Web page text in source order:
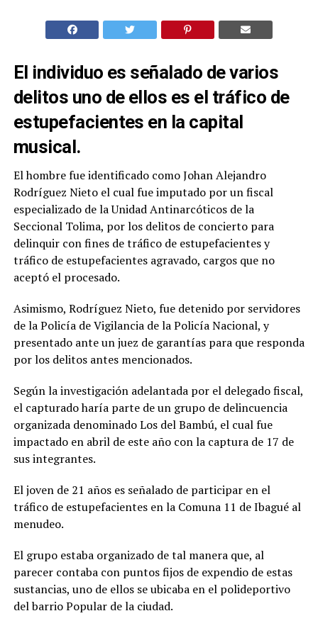
El individuo es señalado de varios
delitos uno de ellos es el tráfico de
estupefacientes en la capital
musical.
El hombre fue identificado como Johan Alejandro
Rodríguez Nieto el cual fue imputado por un fiscal
especializado de la Unidad Antinarcóticos de la
Seccional Tolima, por los delitos de concierto para
delinquir con fines de tráfico de estupefacientes y
tráfico de estupefacientes agravado, cargos que no
aceptó el procesado.
Asimismo, Rodríguez Nieto, fue detenido por servidores
de la Policía de Vigilancia de la Policía Nacional, y
presentado ante un juez de garantías para que responda
por los delitos antes mencionados.
Según la investigación adelantada por el delegado fiscal,
el capturado haría parte de un grupo de delincuencia
organizada denominado Los del Bambú, el cual fue
impactado en abril de este año con la captura de 17 de
sus integrantes.
El joven de 21 años es señalado de participar en el
tráfico de estupefacientes en la Comuna 11 de Ibagué al
menudeo.
El grupo estaba organizado de tal manera que, al
parecer contaba con puntos fijos de expendio de estas
sustancias, uno de ellos se ubicaba en el polideportivo
del barrio Popular de la ciudad.